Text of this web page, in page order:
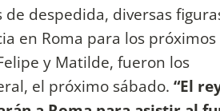
despedida, diversas
en Roma para los próximos
y Matilde, fueron los
el próximo sábado. “El